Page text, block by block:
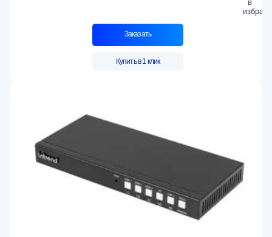
Заказать
Купить в 1 клик